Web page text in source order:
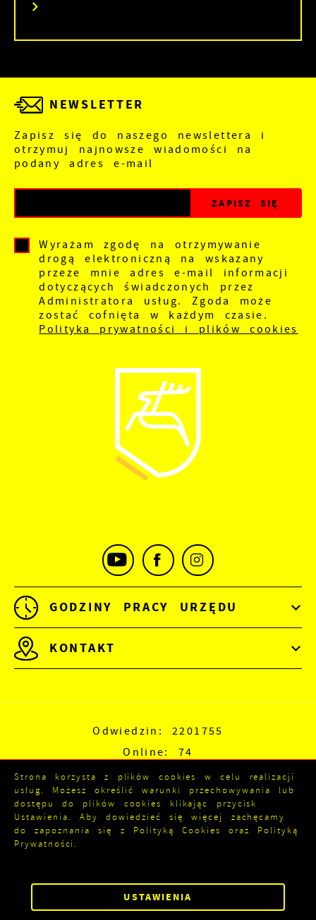
NEWSLETTER
Zapisz się do naszego newslettera i
otrzymuj najnowsze wiadomości na
podany adres e-mail
Wyrażam zgodę na otrzymywanie
drogą elektroniczną na wskazany
przeze mnie adres e-mail informacji
dotyczących świadczonych przez
Administratora usług. Zgoda może
zostać cofnięta w każdym czasie.
Polityka prywatności i plików cookies
GODZINY PRACY URZĘDU
KONTAKT
Odwiedzin: 2201755
Online: 74
2ClickPortal®
- Portale nowej generacji
Strona korzysta z plików cookies w celu realizacji
usług. Możesz określić warunki przechowywania lub
dostępu do plików cookies klikając przycisk
Ustawienia. Aby dowiedzieć się więcej zachęcamy
do zapoznania się z Polityką Cookies oraz Polityką
Prywatności.
USTAWIENIA
ZEZWÓL NA WSZYSTKIE